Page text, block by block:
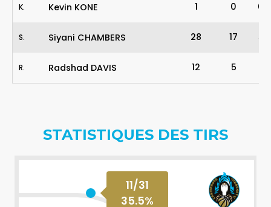
Kevin KONE
K. 1 0 0
Siyani CHAMBERS
S. 28 17
Radshad DAVIS
R. 12 5
STATISTIQUES DES TIRS
11/31
35.5%